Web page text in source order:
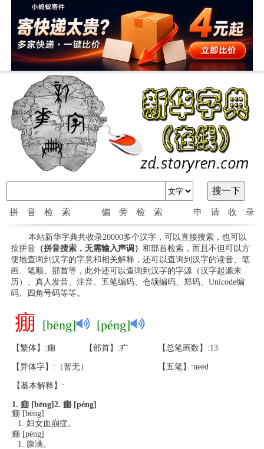
拼音检索 偏旁检索 申请收录
本站新华字典共收录20000多个汉字，可以直接搜索，也可以
按拼音（拼音搜索，无需输入声调） 和部首检索，而且不但可以方
便地查询到汉字的字意和相关解释，还可以查询到汉字的读音、笔
画、笔顺、部首等，此外还可以查询到汉字的字源（汉字起源来
历）、真人发音、注音、五笔编码、仓颉编码、郑码、Unicode编
码、四角号码等等。
痭 [bēng] [péng]
【繁体】:痭 【部首】:疒 【总笔画数】:13
【异体字】:（暂无） 【五笔】:ueed
【基本解释】:
1. 痭 [bēng] 2. 痭 [péng]
痭 [bēng]
妇女血崩症。
痭 [péng]
腹满。